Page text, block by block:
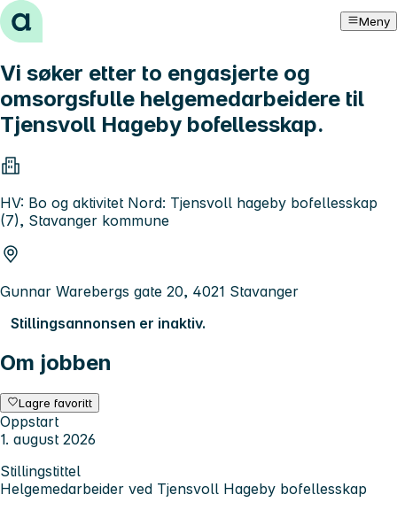
Hopp til innhold Meny
Vi søker etter to engasjerte og
omsorgsfulle helgemedarbeidere til
Tjensvoll Hageby bofellesskap.
HV: Bo og aktivitet Nord: Tjensvoll hageby bofellesskap
(7), Stavanger kommune
Gunnar Warebergs gate 20, 4021 Stavanger
Stillingsannonsen er inaktiv.
Om jobben
Lagre favoritt
Oppstart
1. august 2026
Stillingstittel
Helgemedarbeider ved Tjensvoll Hageby bofellesskap